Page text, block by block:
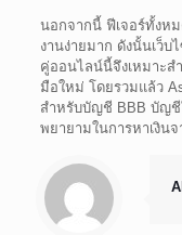
นอกจากนี้ ฟีเจอร์ทั้งหม
งานง่ายมาก ดังนั้นเว็บ
คู่ออนไลน์นี้จึงเหมาะส
มือใหม่ โดยรวมแล้ว
สำหรับบัญชี BBB บัญ
พยายามในการหาเงิน